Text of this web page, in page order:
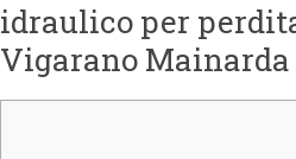
idraulico per
Vigarano Mainarda